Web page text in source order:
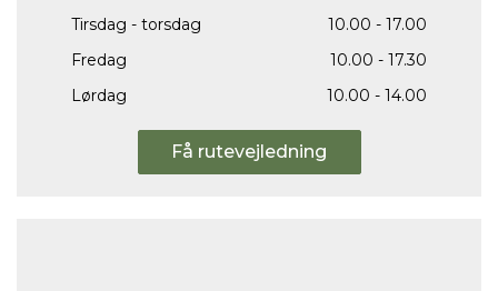
Tirsdag - torsdag
10.00 - 17.00
Fredag
10.00 - 17.30
Lørdag
10.00 - 14.00
Få rutevejledning